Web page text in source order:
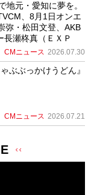
地元・愛知に夢を。
、8月1日オンエ
弥・松田文登、AKB
瀬柊真（ＥＸＰ
CMニュース 2026.07.30
ぶぶっかけうどん』
CMニュース 2026.07.21